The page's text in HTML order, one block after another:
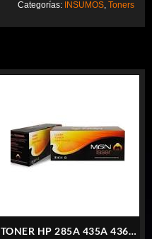
Categorías: INSUMOS Toners
TONER HP 285A 435A 436A